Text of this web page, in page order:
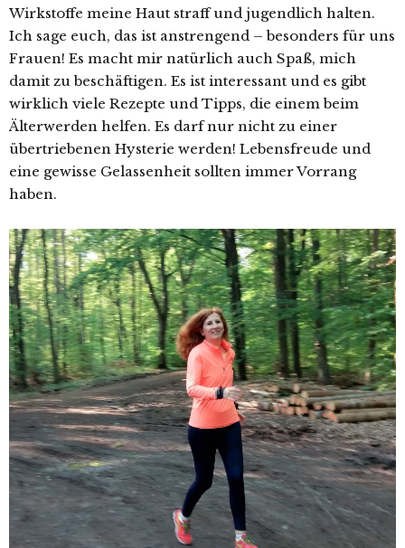
Wirkstoffe meine Haut straff und jugendlich halten.
Ich sage euch, das ist anstrengend – besonders für uns
Frauen! Es macht mir natürlich auch Spaß, mich
damit zu beschäftigen. Es ist interessant und es gibt
wirklich viele Rezepte und Tipps, die einem beim
Älterwerden helfen. Es darf nur nicht zu einer
übertriebenen Hysterie werden! Lebensfreude und
eine gewisse Gelassenheit sollten immer Vorrang
haben.